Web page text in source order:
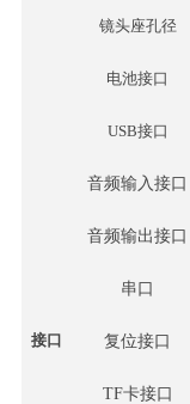
镜头座孔径
接口
电池接口
USB接口
音频输入接口
音频输出接口
串口
复位接口
TF卡接口